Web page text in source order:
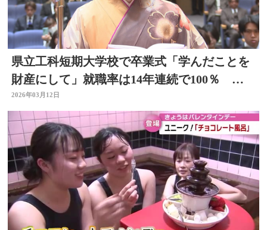
県立工科短期大学校で卒業式「学んだことを
財産にして」就職率は14年連続で100％ 大
分
2026年03月12日